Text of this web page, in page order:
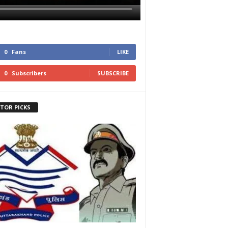
0 Fans LIKE
0 Subscribers SUBSCRIBE
PICKS